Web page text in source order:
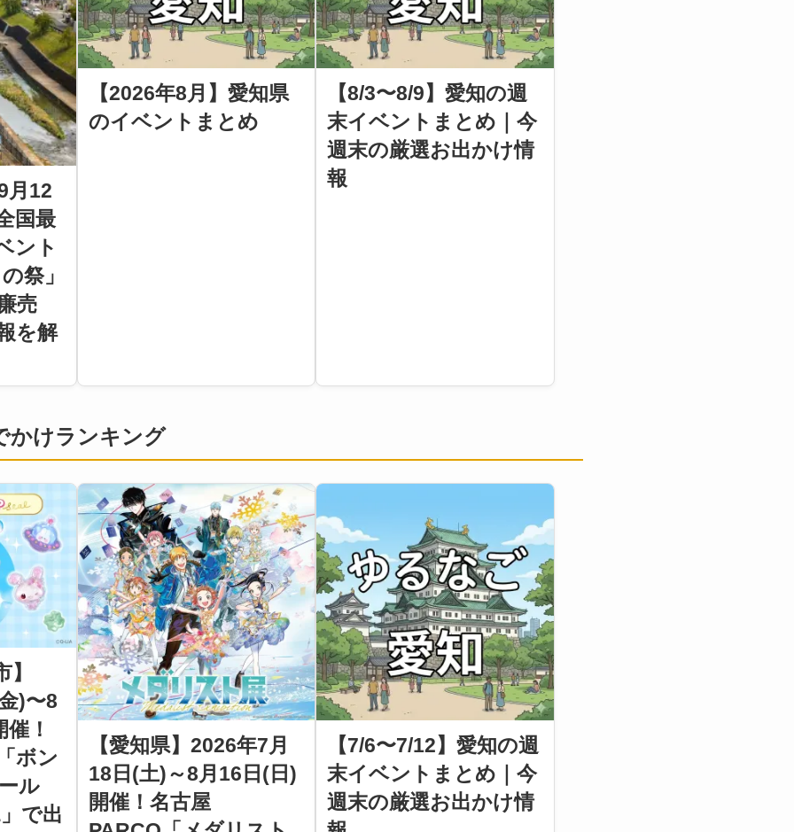
月12
国最
ント
祭」
売
を解
【2026年8月】愛知県
のイベントまとめ
【8/3〜8/9】愛知の週
末イベントまとめ｜今
週末の厳選お出かけ情
報
かけランキング
)〜8
！
ボン
ル
で出
【愛知県】2026年7月
18日(土)～8月16日(日)
開催！名古屋
【7/6〜7/12】愛知の週
末イベントまとめ｜今
週末の厳選お出かけ情